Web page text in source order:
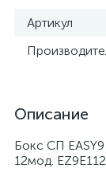
Артикул
Описание
Бокс СП
12мод.